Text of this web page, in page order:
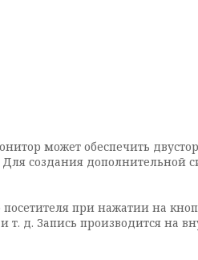
может обеспечить
создания дополнительной
при нажатии на
т. д. Запись производится на